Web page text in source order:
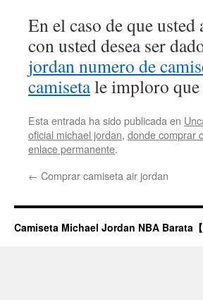
En el caso de que
con usted desea ser
jordan numero de
camisetale imploro que
Esta entrada ha sido publicada en
oficial michael jordan, donde comprar
enlace permanente.
← Comprar camiseta air jordan
Camiseta Michael Jordan NBA Barata